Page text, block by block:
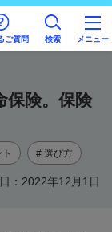
ご質問 検索 メニュー
保険。保険
# 選び方
：2022年12月1日